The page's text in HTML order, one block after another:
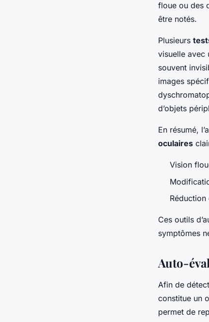
floue ou des
être notés.
Plusieurs
visuelle avec
souvent
images
d’objets
En résumé,
oculaires
Vision
Ces outils
symptômes
Auto-
Afin de
constitue un
permet de